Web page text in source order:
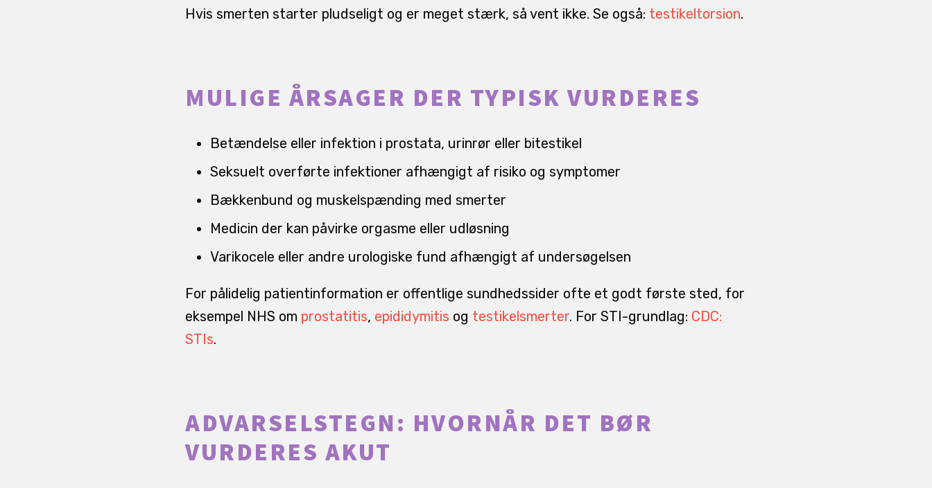
Hvis smerten starter pludseligt og er meget stærk, så vent ikke. Se også: testikeltorsion.
MULIGE ÅRSAGER DER TYPISK VURDERES
Betændelse eller infektion i prostata, urinrør eller bitestikel
Seksuelt overførte infektioner afhængigt af risiko og symptomer
Bækkenbund og muskelspænding med smerter
Medicin der kan påvirke orgasme eller udløsning
Varikocele eller andre urologiske fund afhængigt af undersøgelsen
For pålidelig patientinformation er offentlige sundhedssider ofte et godt første sted, for
eksempel NHS om prostatitis, epididymitis og testikelsmerter. For STI-grundlag: CDC:
STIs.
ADVARSELSTEGN: HVORNÅR DET BØR
VURDERES AKUT